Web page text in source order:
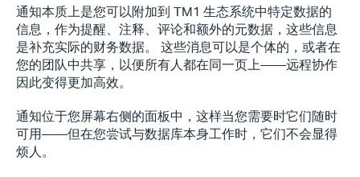
通知本质上是您可以附加到 TM1 生态系统中特定数据的
信息，作为提醒、注释、评论和额外的元数据，这些信息
是补充实际的财务数据。 这些消息可以是个体的，或者在
您的团队中共享，以便所有人都在同一页上——远程协作
因此变得更加高效。
通知位于您屏幕右侧的面板中，这样当您需要时它们随时
可用——但在您尝试与数据库本身工作时，它们不会显得
烦人。